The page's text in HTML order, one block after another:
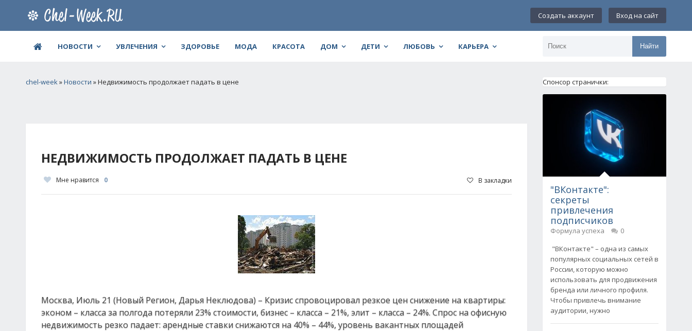
Создать аккаунт Вход на сайт
НОВОСТИ УВЛЕЧЕНИЯ ЗДОРОВЬЕ МОДА КРАСОТА ДОМ ДЕТИ ЛЮБОВЬ КАРЬЕРА Найти
chel-week»Новости » Недвижимость продолжает падать в цене
НЕДВИЖИМОСТЬ ПРОДОЛЖАЕТ ПАДАТЬ В ЦЕНЕ
Мне нравится 0 В закладки
Москва, Июль 21 (Новый Регион, Дарья Неклюдова) – Кризис спровоцировал резкое цен снижение на квартиры:
эконом – класса за полгода потеряли 23% стоимости, бизнес – класса – 21%, элит – класса – 24%. Cпрос на офисную
недвижимость резко падает: арендные ставки снижаются на 40% – 44%, уровень вакантных площадей
Спонсор странички:
"ВКонтакте":
секреты
привлечения
подписчиков
Формула успеха
0
"ВКонтакте" – одна из самых
популярных социальных сетей в
России, которую можно
использовать для продвижения
бренда или личного профиля.
Чтобы привлечь внимание
аудитории, нужно